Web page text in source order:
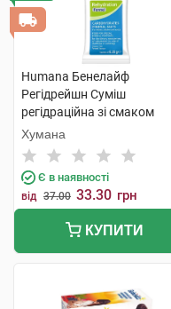
Humana Бенелайф
Регідрейшн Суміш
регідраційна зі смаком
фенхеля для дітей з
народження та дорослих 1
пакет
Хумана
Є в наявності
від 37.00 33.30 грн
КУПИТИ